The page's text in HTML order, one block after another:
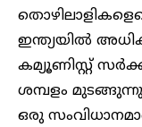
ഇന്ത്യയിൽ
കമ്യൂണിസ്റ്റ്
ശമ്പളം
ഒരു